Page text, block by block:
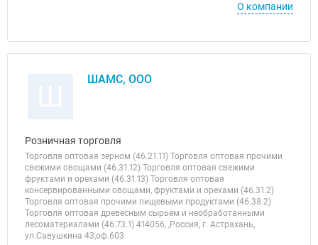
О компании
ШАМС, ООО
Розничная торговля
Торговля оптовая зерном (46.21.11) Торговля оптовая прочими
свежими овощами (46.31.12) Торговля оптовая свежими
фруктами и орехами (46.31.13) Торговля оптовая
консервированными овощами, фруктами и орехами (46.31.2)
Торговля оптовая прочими пищевыми продуктами (46.38.2)
Торговля оптовая древесным сырьем и необработанными
лесоматериалами (46.73.1) 414056, ,Россия, г. Астрахань,
ул.Савушкина 43,оф.603